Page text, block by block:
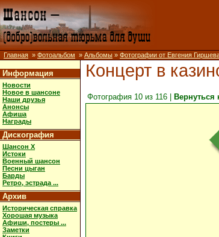
Главная » Фотоальбом » Альбомы » Фотографии от Евгения
Информация
Новости
Новое в шансоне
Наши друзья
Анонсы
Афиша
Награды
Дискография
Шансон X
Истоки
Военный шансон
Песни цыган
Барды
Ретро, эстрада ...
Архив
Историческая справка
Хорошая музыка
Афиши, постеры ...
Заметки
Концерт в
Фотография 10 из 116 | Вернуться